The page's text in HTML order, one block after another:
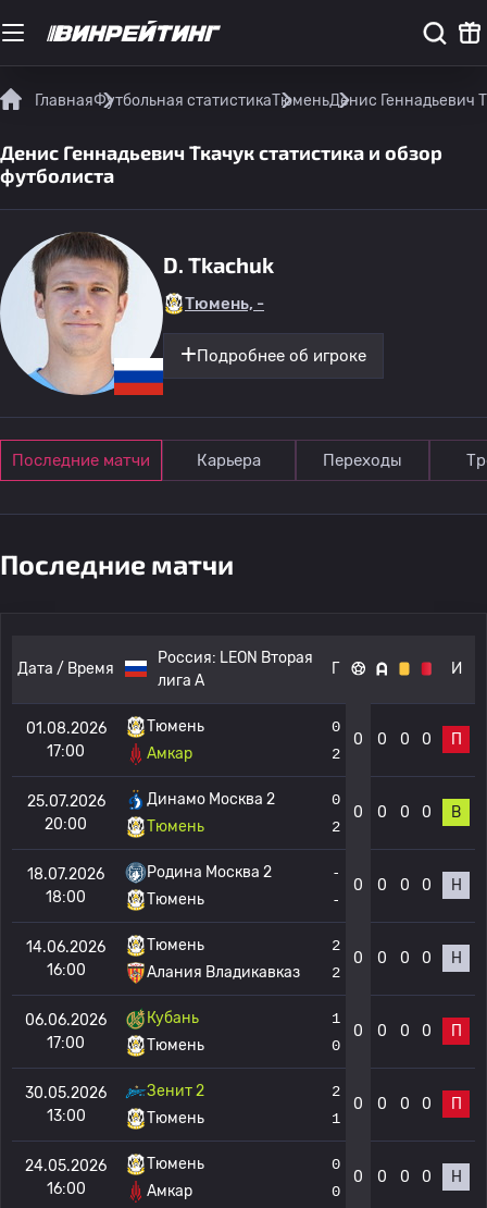
ГлавнаяФутбольная статистикаТюменьДенис Геннадьевич
Денис Геннадьевич Ткачук статистика и обзор
футболиста
D. Tkachuk
Тюмень, -
Подробнее об игроке
Последние матчи Карьера Переходы
Последние матчи
Дата / Время
Россия: LEON Вторая
лига А
Г И
01.08.2026
17:00
Тюмень
Амкар
0
2
0 0 0 0 П
25.07.2026
20:00
Динамо Москва 2
Тюмень
0
2
0 0 0 0 В
18.07.2026
18:00
Родина Москва 2
Тюмень
-
-
0 0 0 0 Н
14.06.2026
16:00
Тюмень
Алания Владикавказ
2
2
0 0 0 0 Н
06.06.2026
17:00
Кубань
Тюмень
1
0
0 0 0 0 П
30.05.2026
13:00
Зенит 2
Тюмень
2
1
0 0 0 0 П
24.05.2026
16:00
Тюмень
Амкар
0
0
0 0 0 0 Н